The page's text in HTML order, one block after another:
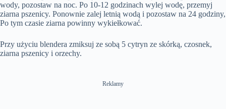
wody, pozostaw na noc. Po 10-12 godzinach wylej wodę, przemyj
ziarna pszenicy. Ponownie zalej letnią wodą i pozostaw na 24 godziny,
Po tym czasie ziarna powinny wykiełkować.
Przy użyciu blendera zmiksuj ze sobą 5 cytryn ze skórką, czosnek,
ziarna pszenicy i orzechy.
Reklamy